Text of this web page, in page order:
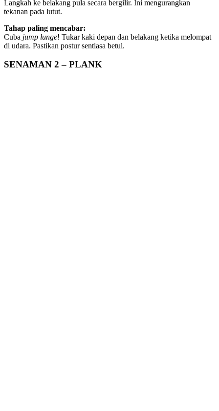
Langkah ke belakang pula secara bergilir. Ini mengurangkan
tekanan pada lutut.
Tahap paling mencabar:
Cuba jump lunge! Tukar kaki depan dan belakang ketika melompat
di udara. Pastikan postur sentiasa betul.
SENAMAN 2 – PLANK